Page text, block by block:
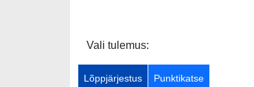
Vali tulemus:
Lõppjärjestus Punktikatse